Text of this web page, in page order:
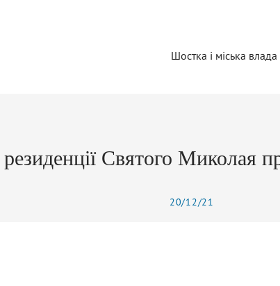
Шостка і міська влада
Святого Миколая
20/12/21